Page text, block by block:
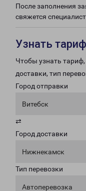
После заполнения
свяжется
Узнать
Чтобы узнать
доставки, тип
Город отправки
Витебск
⇄
Город доставки
Нижнекамск
Тип перевозки
Автоперевозка